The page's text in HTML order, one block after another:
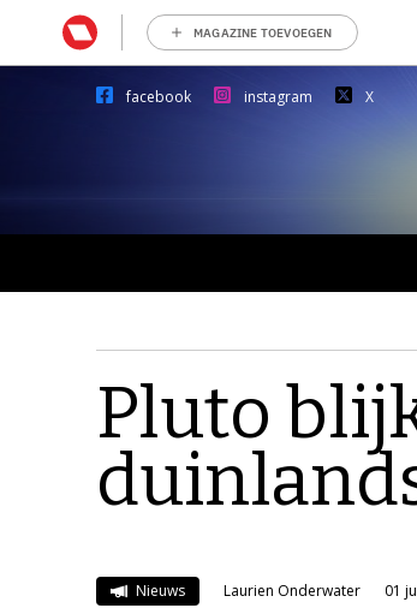
MAGAZINE TOEVOEGEN
facebook instagram X
Pluto
Nieuws Laurien Onderwater 01